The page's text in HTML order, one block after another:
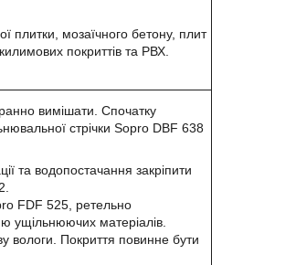
плитки, мозаїчного бетону, плит
покриттів та РВХ.
вимішати. Спочатку
стрічки Sopro DBF 638
та водопостачання закріпити
FDF 525, ретельно
ущільнюючих матеріалів.
вологи. Покриття повинне бути